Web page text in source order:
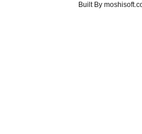
Built By